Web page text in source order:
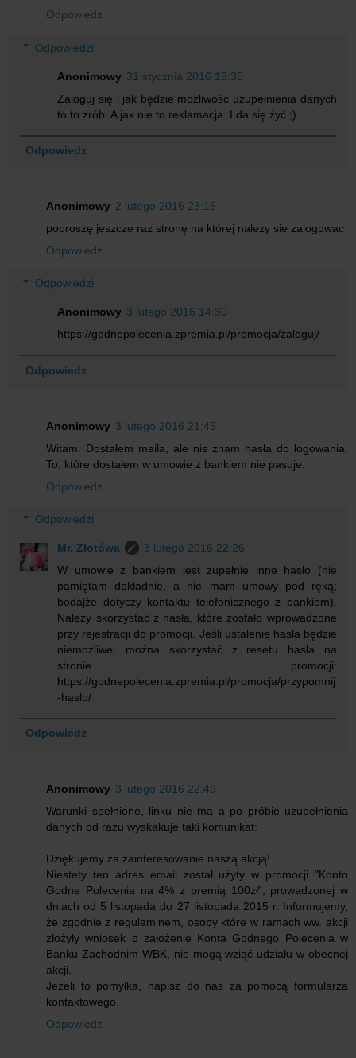
Odpowiedz
Odpowiedzi
Anonimowy 31 stycznia 2016 19:35
Zaloguj się i jak będzie możliwość uzupełnienia danych
to to zrób. A jak nie to reklamacja. I da się żyć ;)
Odpowiedz
Anonimowy 2 lutego 2016 23:16
poproszę jeszcze raz stronę na której nalezy sie zalogowac
Odpowiedz
Odpowiedzi
Anonimowy 3 lutego 2016 14:30
https://godnepolecenia.zpremia.pl/promocja/zaloguj/
Odpowiedz
Anonimowy 3 lutego 2016 21:45
Witam. Dostałem maila, ale nie znam hasła do logowania.
To, które dostałem w umowie z bankiem nie pasuje.
Odpowiedz
Odpowiedzi
Mr. Złotówa
3 lutego 2016 22:26
W umowie z bankiem jest zupełnie inne hasło (nie
pamiętam dokładnie, a nie mam umowy pod ręką;
bodajże dotyczy kontaktu telefonicznego z bankiem).
Należy skorzystać z hasła, które zostało wprowadzone
przy rejestracji do promocji. Jeśli ustalenie hasła będzie
niemożliwe, można skorzystać z resetu hasła na
stronie promocji:
https://godnepolecenia.zpremia.pl/promocja/przypomnij
-haslo/
Odpowiedz
Anonimowy 3 lutego 2016 22:49
Warunki spełnione, linku nie ma a po próbie uzupełnienia
danych od razu wyskakuje taki komunikat:
Dziękujemy za zainteresowanie naszą akcją!
Niestety ten adres email został użyty w promocji "Konto
Godne Polecenia na 4% z premią 100zł", prowadzonej w
dniach od 5 listopada do 27 listopada 2015 r. Informujemy,
że zgodnie z regulaminem, osoby które w ramach ww. akcji
złożyły wniosek o założenie Konta Godnego Polecenia w
Banku Zachodnim WBK, nie mogą wziąć udziału w obecnej
akcji.
Jeżeli to pomyłka, napisz do nas za pomocą formularza
kontaktowego.
Odpowiedz